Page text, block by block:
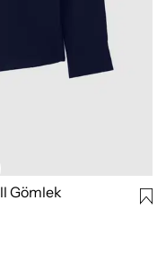
Gömlek